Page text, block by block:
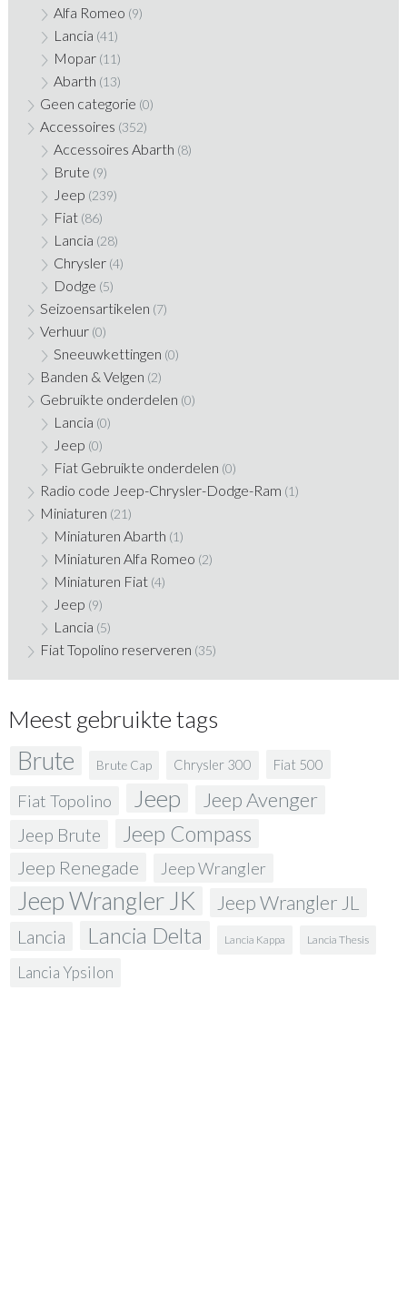
Alfa Romeo (9)
Lancia (41)
Mopar (11)
Abarth (13)
Geen categorie (0)
Accessoires (352)
Accessoires Abarth (8)
Brute (9)
Jeep (239)
Fiat (86)
Lancia (28)
Chrysler (4)
Dodge (5)
Seizoensartikelen (7)
Verhuur (0)
Sneeuwkettingen (0)
Banden & Velgen (2)
Gebruikte onderdelen (0)
Lancia (0)
Jeep (0)
Fiat Gebruikte onderdelen (0)
Radio code Jeep-Chrysler-Dodge-Ram (1)
Miniaturen (21)
Miniaturen Abarth (1)
Miniaturen Alfa Romeo (2)
Miniaturen Fiat (4)
Jeep (9)
Lancia (5)
Fiat Topolino reserveren (35)
Meest gebruikte tags
Brute Brute Cap Chrysler 300 Fiat 500
Fiat Topolino Jeep Jeep Avenger
Jeep Brute Jeep Compass
Jeep Renegade Jeep Wrangler
Jeep Wrangler JK Jeep Wrangler JL
Lancia Lancia Delta Lancia Kappa Lancia Thesis
Lancia Ypsilon